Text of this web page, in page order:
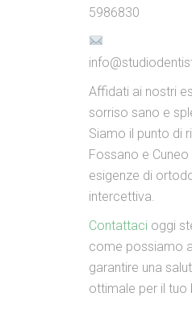
5986830
Affidati ai nostri
sorriso sano e
Siamo il punto di
Fossano e
esigenze di
intercettiva.
Contattaci oggi
come possiamo
garantire una
ottimale per il tuo